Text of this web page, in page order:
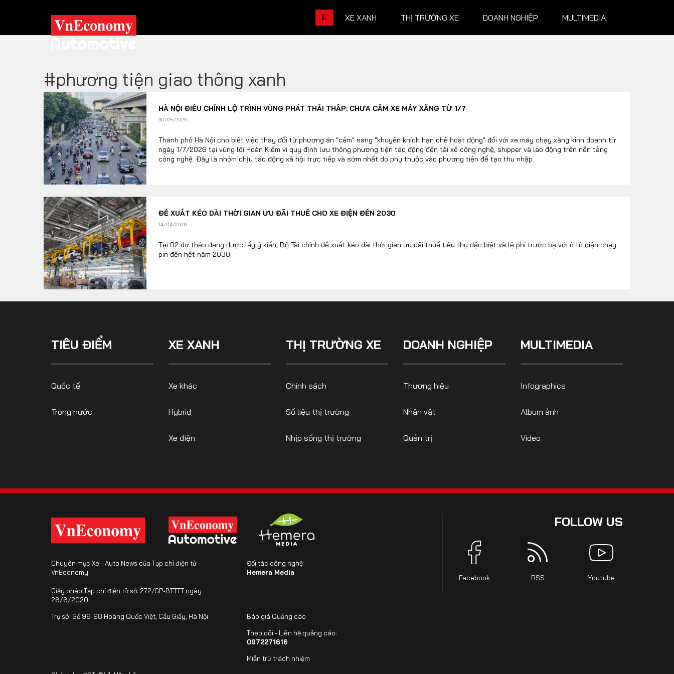
E XE XANH THỊ TRƯỜNG XE DOANH NGHIỆP MULTIMEDIA
Trang chủ
Tiêu điểm
XE XANH
Xe khác
Hybrid
Xe điện
Số liệu thị trường
Nhịp sống thị trường
Nhân vật
Quản trị
Album ảnh
Video
TRA CỨU XE
HÃNG XE MODEL DÒNG XE
FOLLOW US
ngocvu.vneconomy@gmail.com
#phương tiện giao thông xanh
HÀ NỘI ĐIỀU CHỈNH LỘ TRÌNH VÙNG PHÁT THẢI THẤP: CHƯA CẤM XE MÁY XĂNG TỪ 1/7
30/05/2026
Thành phố Hà Nội cho biết việc thay đổi từ phương án "cấm" sang "khuyến khích hạn chế hoạt động" đối với xe máy chạy xăng kinh doanh từ
ngày 1/7/2026 tại vùng lõi Hoàn Kiếm vì quy định lưu thông phương tiện tác động đến tài xế công nghệ, shipper và lao động trên nền tảng
công nghệ. Đây là nhóm chịu tác động xã hội trực tiếp và sớm nhất do phụ thuộc vào phương tiện để tạo thu nhập.
ĐỀ XUẤT KÉO DÀI THỜI GIAN ƯU ĐÃI THUẾ CHO XE ĐIỆN ĐẾN 2030
14/04/2026
Tại 02 dự thảo đang được lấy ý kiến, Bộ Tài chính đề xuất kéo dài thời gian ưu đãi thuế tiêu thụ đặc biệt và lệ phí trước bạ với ô tô điện chạy
pin đến hết năm 2030.
TIÊU ĐIỂM
Quốc tế
Trong nước
XE XANH
Xe khác
Hybrid
Xe điện
THỊ TRƯỜNG XE
Chính sách
Số liệu thị trường
Nhịp sống thị trường
DOANH NGHIỆP
Thương hiệu
Nhân vật
Quản trị
MULTIMEDIA
Infographics
Album ảnh
Video
Chuyên mục Xe - Auto News của Tạp chí điện tử
VnEconomy
Giấy phép Tạp chí điện tử số: 272/GP-BTTTT ngày
26/6/2020
Đối tác công nghệ:
Hemera Media
Trụ sở: Số 96-98 Hoàng Quốc Việt, Cầu Giấy, Hà Nội Báo giá Quảng cáo
Theo dõi - Liên hệ quảng cáo:
0972271616
Miễn trừ trách nhiệm
FOLLOW US
Facebook RSS Youtube